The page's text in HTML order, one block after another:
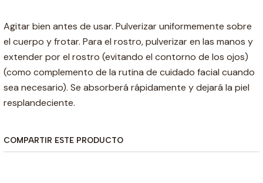
Agitar bien antes de usar. Pulverizar uniformemente sobre
el cuerpo y frotar. Para el rostro, pulverizar en las manos y
extender por el rostro (evitando el contorno de los ojos)
(como complemento de la rutina de cuidado facial cuando
sea necesario). Se absorberá rápidamente y dejará la piel
resplandeciente.
COMPARTIR ESTE PRODUCTO